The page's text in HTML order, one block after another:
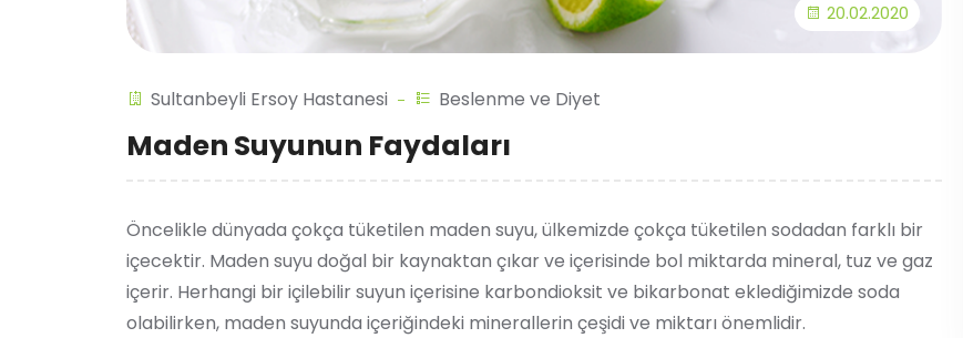
20.02.2020
Sultanbeyli Ersoy Hastanesi Beslenme ve Diyet
Maden Suyunun Faydaları
Öncelikle dünyada çokça tüketilen maden suyu, ülkemizde çokça tüketilen sodadan farklı bir
içecektir. Maden suyu doğal bir kaynaktan çıkar ve içerisinde bol miktarda mineral, tuz ve gaz
içerir. Herhangi bir içilebilir suyun içerisine karbondioksit ve bikarbonat eklediğimizde soda
olabilirken, maden suyunda içeriğindeki minerallerin çeşidi ve miktarı önemlidir.